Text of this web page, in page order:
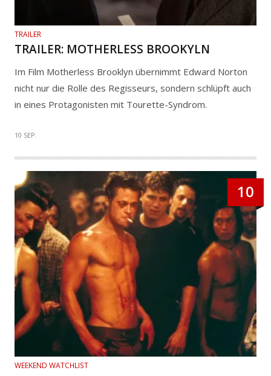
TRAILER
TRAILER: MOTHERLESS BROOKYLN
Im Film Motherless Brooklyn übernimmt Edward Norton
nicht nur die Rolle des Regisseurs, sondern schlüpft auch
in eines Protagonisten mit Tourette-Syndrom.
10 SEP.
10
WEEKEND WATCHLIST